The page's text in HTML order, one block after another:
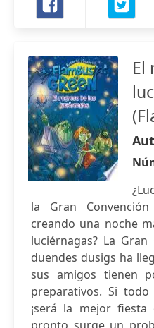
El
la Gran
creando una noche
luciérnagas? La
duendes dusigs ha
sus amigos tienen
preparativos. Si
¡será la mejor